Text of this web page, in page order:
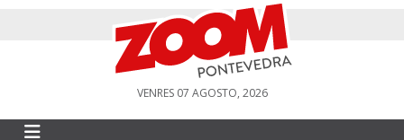
VENRES 07 AGOSTO, 2026